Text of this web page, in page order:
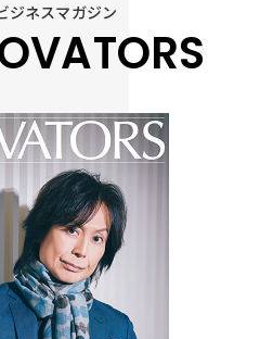
ジネスマガジン